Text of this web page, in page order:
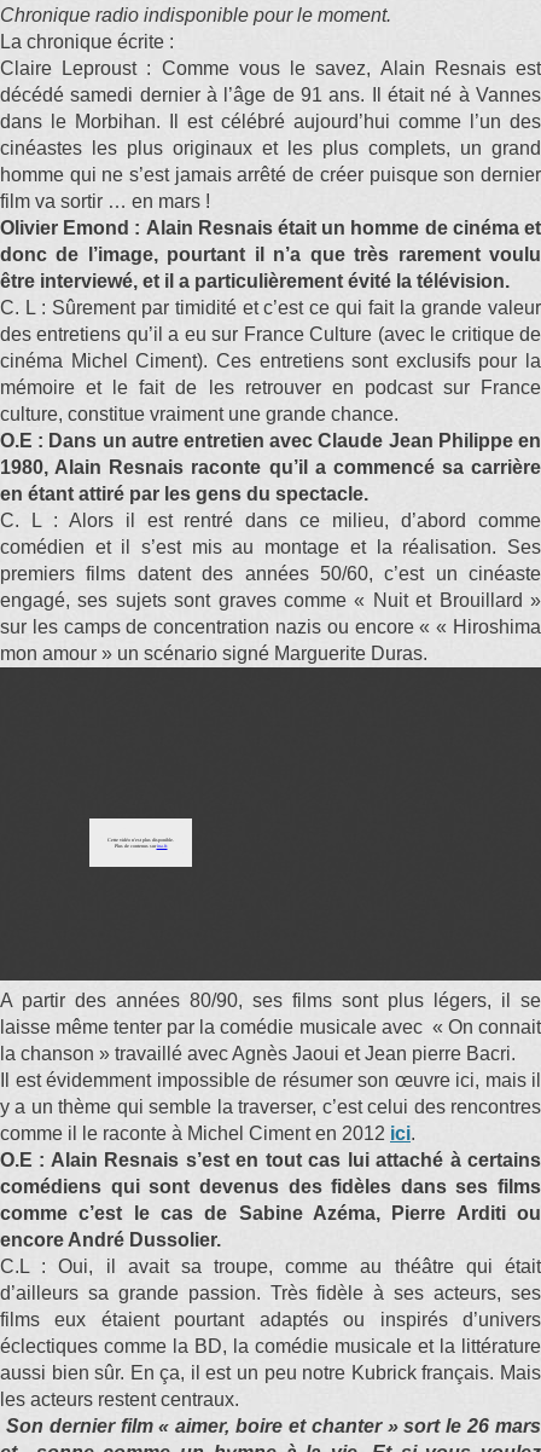
Chronique radio indisponible pour le moment.
La chronique écrite :
Claire Leproust : Comme vous le savez, Alain Resnais est
décédé samedi dernier à l’âge de 91 ans. Il était né à Vannes
dans le Morbihan. Il est célébré aujourd’hui comme l’un des
cinéastes les plus originaux et les plus complets, un grand
homme qui ne s’est jamais arrêté de créer puisque son dernier
film va sortir … en mars !
Olivier Emond : Alain Resnais était un homme de cinéma et
donc de l’image, pourtant il n’a que très rarement voulu
être interviewé, et il a particulièrement évité la télévision.
C. L : Sûrement par timidité et c’est ce qui fait la grande valeur
des entretiens qu’il a eu sur France Culture (avec le critique de
cinéma Michel Ciment). Ces entretiens sont exclusifs pour la
mémoire et le fait de les retrouver en podcast sur France
culture, constitue vraiment une grande chance.
O.E : Dans un autre entretien avec Claude Jean Philippe en
1980, Alain Resnais raconte qu’il a commencé sa carrière
en étant attiré par les gens du spectacle.
C. L : Alors il est rentré dans ce milieu, d’abord comme
comédien et il s’est mis au montage et la réalisation. Ses
premiers films datent des années 50/60, c’est un cinéaste
engagé, ses sujets sont graves comme « Nuit et Brouillard »
sur les camps de concentration nazis ou encore « « Hiroshima
mon amour » un scénario signé Marguerite Duras.
A partir des années 80/90, ses films sont plus légers, il se
laisse même tenter par la comédie musicale avec « On connait
la chanson » travaillé avec Agnès Jaoui et Jean pierre Bacri.
Il est évidemment impossible de résumer son œuvre ici, mais il
y a un thème qui semble la traverser, c’est celui des rencontres
comme il le raconte à Michel Ciment en 2012 ici.
O.E : Alain Resnais s’est en tout cas lui attaché à certains
comédiens qui sont devenus des fidèles dans ses films
comme c’est le cas de Sabine Azéma, Pierre Arditi ou
encore André Dussolier.
C.L : Oui, il avait sa troupe, comme au théâtre qui était
d’ailleurs sa grande passion. Très fidèle à ses acteurs, ses
films eux étaient pourtant adaptés ou inspirés d’univers
éclectiques comme la BD, la comédie musicale et la littérature
aussi bien sûr. En ça, il est un peu notre Kubrick français. Mais
les acteurs restent centraux.
Son dernier film « aimer, boire et chanter » sort le 26 mars